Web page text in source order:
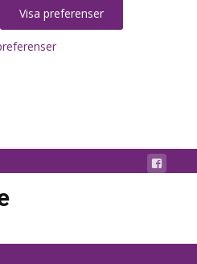
Visa preferenser